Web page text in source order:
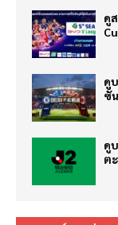
ดู
ดู
ซั่
ดู
ต